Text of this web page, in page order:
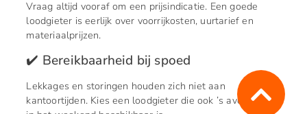
Vraag altijd vooraf om een prijsindicatie. Een goede
loodgieter is eerlijk over voorrijkosten, uurtarief en
materiaalprijzen.
✔️ Bereikbaarheid bij spoed
Lekkages en storingen houden zich niet aan
kantoortijden. Kies een loodgieter die ook ’s avonds of